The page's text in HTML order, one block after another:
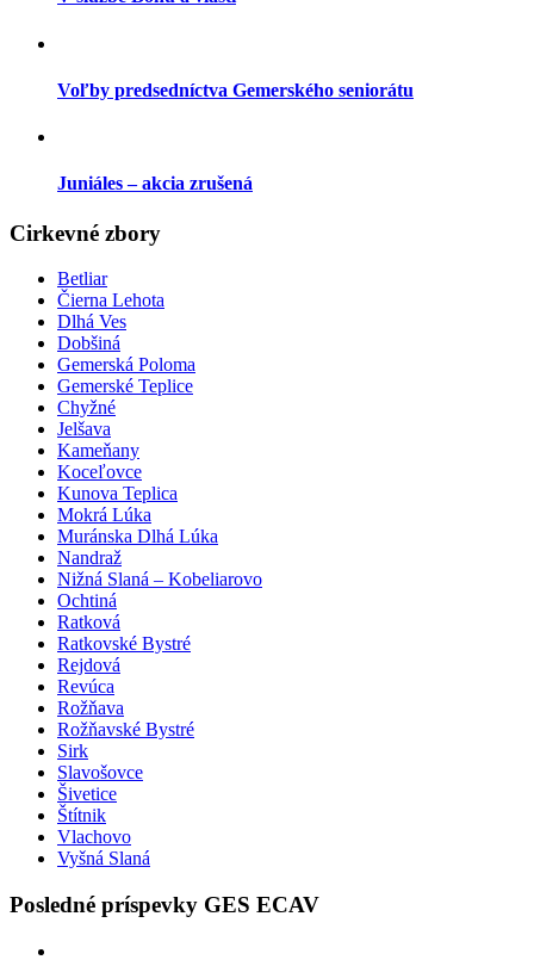
Voľby predsedníctva Gemerského seniorátu
Juniáles – akcia zrušená
Cirkevné zbory
Betliar
Čierna Lehota
Dlhá Ves
Dobšiná
Gemerská Poloma
Gemerské Teplice
Chyžné
Jelšava
Kameňany
Koceľovce
Kunova Teplica
Mokrá Lúka
Muránska Dlhá Lúka
Nandraž
Nižná Slaná – Kobeliarovo
Ochtiná
Ratková
Ratkovské Bystré
Rejdová
Revúca
Rožňava
Rožňavské Bystré
Sirk
Slavošovce
Šivetice
Štítnik
Vlachovo
Vyšná Slaná
Posledné príspevky GES ECAV